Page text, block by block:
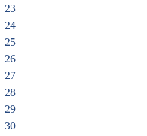
23
24
25
26
27
28
29
30